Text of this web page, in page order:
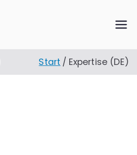
GMuG mbH
Start Expertise (DE)